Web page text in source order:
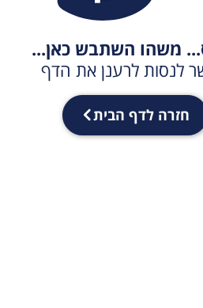
משהו השתבש כאן...
לנסות לרענן את הדף
חזרה לדף הבית